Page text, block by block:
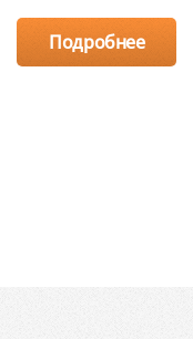
Подробнее